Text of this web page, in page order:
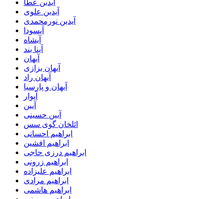
آیدین عطا
آیدین علوی
آیدین نورمحمدی
آیسودا
آیشاه
آینا بند
آیهان
آیهان بزازی
آیهان راد
آیهان و پارسیا
آیوار
آیین
آیین حسینی
ائلخان گوی سس
ابراهیم احسانی
ابراهیم افشین
ابراهیم درزی حاجی
ابراهیم زرونی
ابراهیم علیزاده
ابراهیم مرادی
ابراهیم هاشمی